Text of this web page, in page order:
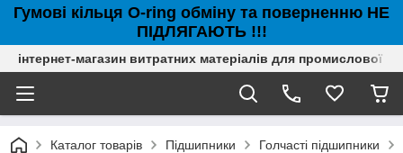
Гумові кільця O-ring обміну та поверненню НЕ
ПІДЛЯГАЮТЬ !!!
інтернет-магазин витратних матеріалів для промислової
Каталог товарів Підшипники Голчасті підшипники